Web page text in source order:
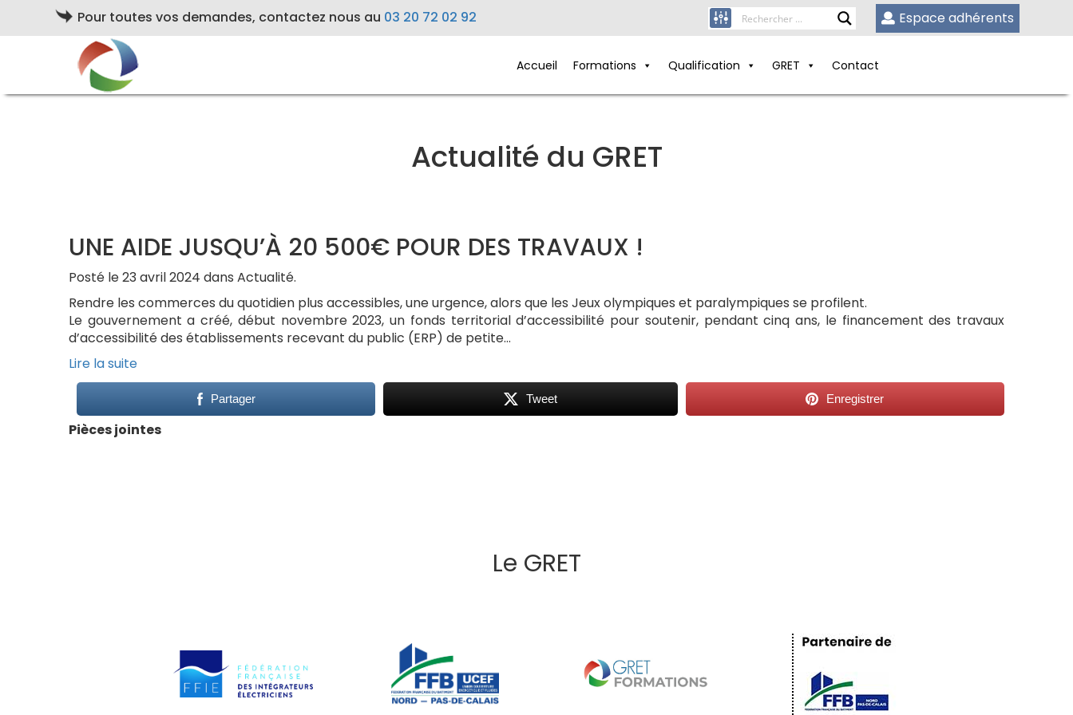
Pour toutes vos demandes, contactez nous au 03 20 72 02 92 Espace adhérents
Accueil Formations Qualification GRET Contact
Actualité du GRET
UNE AIDE JUSQU’À 20 500€ POUR DES TRAVAUX !
Posté le 23 avril 2024 dans Actualité.
Rendre les commerces du quotidien plus accessibles, une urgence, alors que les Jeux olympiques et paralympiques se profilent.
Le gouvernement a créé, début novembre 2023, un fonds territorial d’accessibilité pour soutenir, pendant cinq ans, le financement des travaux
d’accessibilité des établissements recevant du public (ERP) de petite…
Lire la suite
Partager Tweet Enregistrer
Pièces jointes
Le GRET